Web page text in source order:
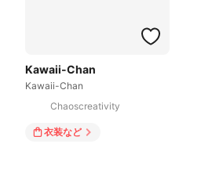
Kawaii-Chan
Kawaii-Chan
Chaoscreativity
衣装など